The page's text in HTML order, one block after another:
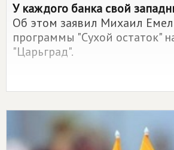
У каждого банка свой
Об этом заявил Михаил
программы "Сухой остаток"
"Царьград".